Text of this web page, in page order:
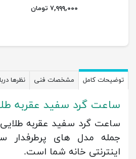
۷,۹۹۹,۰۰۰ تومان
توضیحات کامل مشخصات فنی نظرها
ساعت گرد سفید عقربه
جمله مدل های پرطرفدار
اینترنتی خانه شما است.